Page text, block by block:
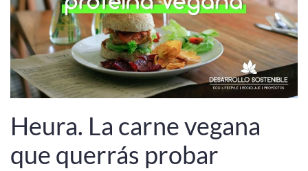
Heura. La carne vegana
que querrás probar